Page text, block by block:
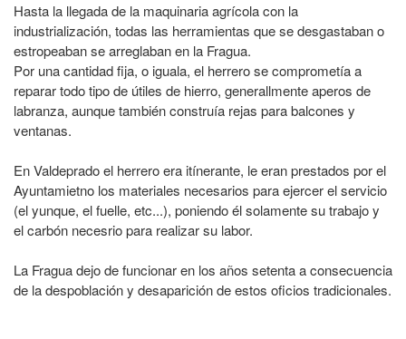
Hasta la llegada de la maquinaria agrícola con la
industrialización, todas las herramientas que se desgastaban o
estropeaban se arreglaban en la Fragua.
Por una cantidad fija, o iguala, el herrero se comprometía a
reparar todo tipo de útiles de hierro, generallmente aperos de
labranza, aunque también construía rejas para balcones y
ventanas.
En Valdeprado el herrero era itínerante, le eran prestados por el
Ayuntamietno los materiales necesarios para ejercer el servicio
(el yunque, el fuelle, etc...), poniendo él solamente su trabajo y
el carbón necesrio para realizar su labor.
La Fragua dejo de funcionar en los años setenta a consecuencia
de la despoblación y desaparición de estos oficios tradicionales.